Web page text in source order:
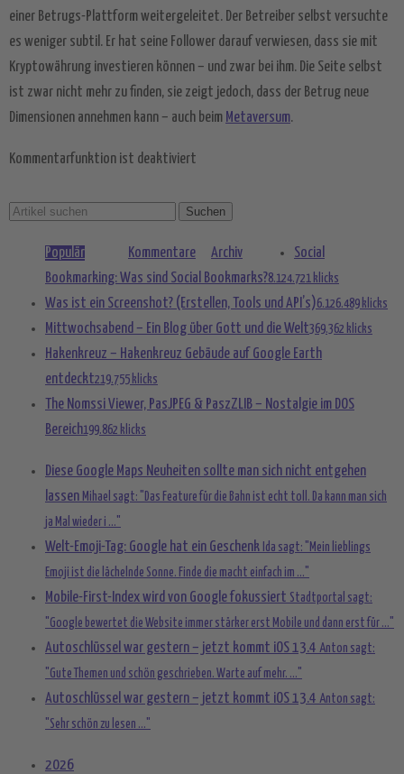
einer Betrugs-Plattform weitergeleitet. Der Betreiber selbst versuchte
es weniger subtil. Er hat seine Follower darauf verwiesen, dass sie mit
Kryptowährung investieren können – und zwar bei ihm. Die Seite selbst
ist zwar nicht mehr zu finden, sie zeigt jedoch, dass der Betrug neue
Dimensionen annehmen kann – auch beim Metaversum.
Kommentarfunktion ist deaktiviert
Populär Kommentare Archiv
Social
Bookmarking: Was sind Social Bookmarks?8.124.721 klicks
Was ist ein Screenshot? (Erstellen, Tools und API’s)6.126.489 klicks
Mittwochsabend – Ein Blog über Gott und die Welt369.362 klicks
Hakenkreuz – Hakenkreuz Gebäude auf Google Earth
entdeckt219.755 klicks
The Nomssi Viewer, PasJPEG & PaszZLIB – Nostalgie im DOS
Bereich199.862 klicks
Diese Google Maps Neuheiten sollte man sich nicht entgehen
lassen Mihael sagt: "Das Feature für die Bahn ist echt toll. Da kann man sich
ja Mal wieder i ..."
Welt-Emoji-Tag: Google hat ein Geschenk Ida sagt: "Mein lieblings
Emoji ist die lächelnde Sonne. Finde die macht einfach im ..."
Mobile-First-Index wird von Google fokussiert Stadtportal sagt:
"Google bewertet die Website immer stärker erst Mobile und dann erst für ..."
Autoschlüssel war gestern – jetzt kommt iOS 13.4 Anton sagt:
"Gute Themen und schön geschrieben. Warte auf mehr. ..."
Autoschlüssel war gestern – jetzt kommt iOS 13.4 Anton sagt:
"Sehr schön zu lesen ..."
2026